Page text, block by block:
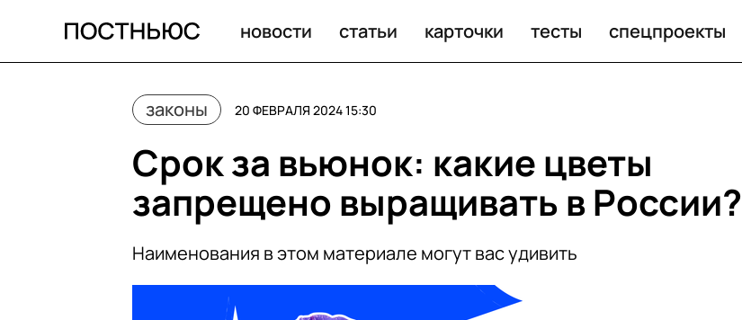
новости статьи карточки тесты спецпроекты
законы 20 ФЕВРАЛЯ 2024 15:30
Срок за вьюнок: какие цветы
запрещено выращивать в России?
Наименования в этом материале могут вас удивить